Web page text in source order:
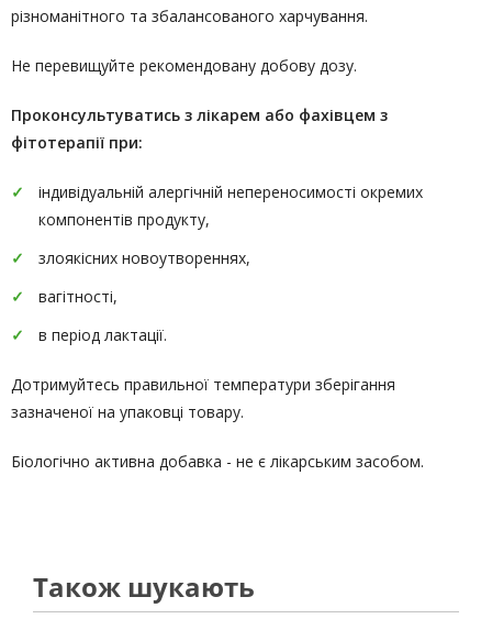
різноманітного та збалансованого харчування.
Не перевищуйте рекомендовану добову дозу.
Проконсультуватись з лікарем або фахівцем з
фітотерапії при:
індивідуальній алергічній непереносимості окремих
компонентів продукту,
злоякісних новоутвореннях,
вагітності,
в період лактації.
Дотримуйтесь правильної температури зберігання
зазначеної на упаковці товару.
Біологічно активна добавка - не є лікарським засобом.
Також шукають